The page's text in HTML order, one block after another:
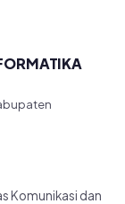
Komunikasi dan